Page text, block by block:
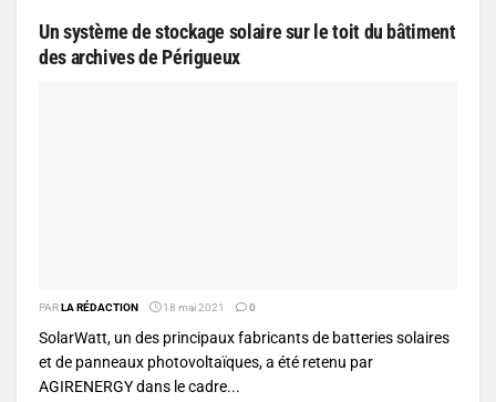
Un système de stockage solaire sur le toit du bâtiment
des archives de Périgueux
PARLA RÉDACTION 18 mai 2021 0
SolarWatt, un des principaux fabricants de batteries solaires
et de panneaux photovoltaïques, a été retenu par
AGIRENERGY dans le cadre...